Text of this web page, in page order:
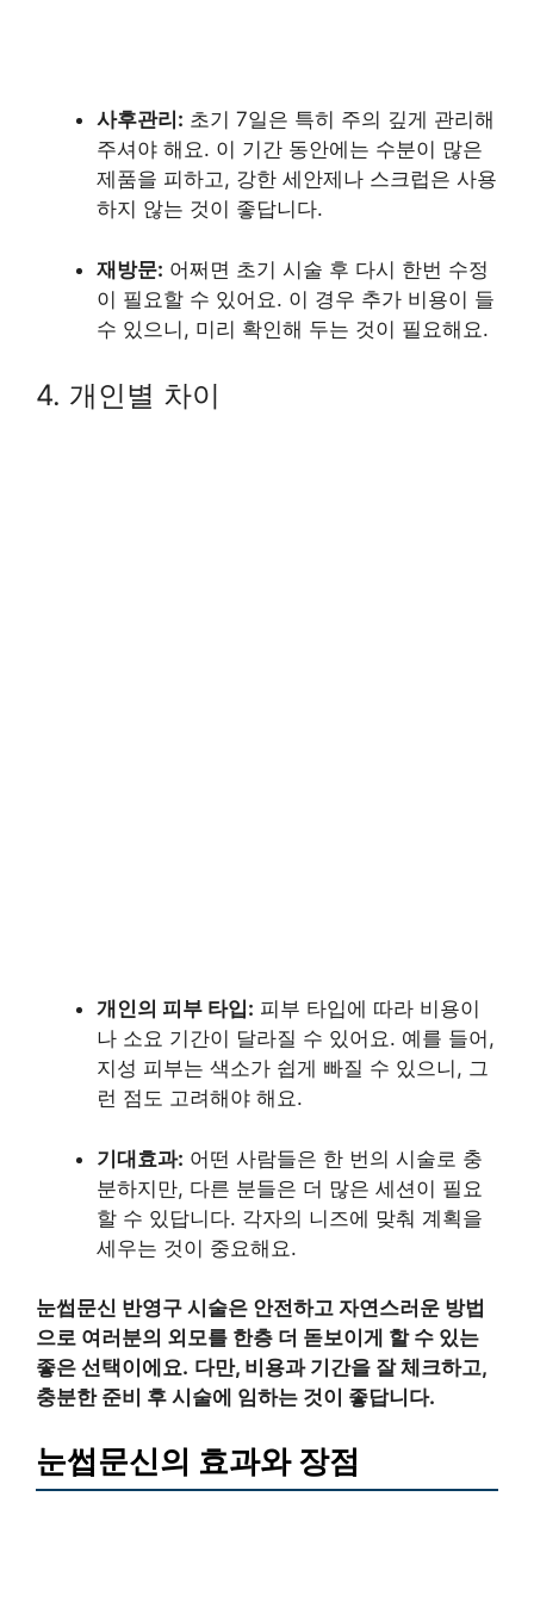
사후관리: 초기 7일은 특히 주의 깊게 관리해
주셔야 해요. 이 기간 동안에는 수분이 많은
제품을 피하고, 강한 세안제나 스크럽은 사용
하지 않는 것이 좋답니다.
재방문: 어쩌면 초기 시술 후 다시 한번 수정
이 필요할 수 있어요. 이 경우 추가 비용이 들
수 있으니, 미리 확인해 두는 것이 필요해요.
4. 개인별 차이
개인의 피부 타입: 피부 타입에 따라 비용이
나 소요 기간이 달라질 수 있어요. 예를 들어,
지성 피부는 색소가 쉽게 빠질 수 있으니, 그
런 점도 고려해야 해요.
기대효과: 어떤 사람들은 한 번의 시술로 충
분하지만, 다른 분들은 더 많은 세션이 필요
할 수 있답니다. 각자의 니즈에 맞춰 계획을
세우는 것이 중요해요.
눈썹문신 반영구 시술은 안전하고 자연스러운 방법
으로 여러분의 외모를 한층 더 돋보이게 할 수 있는
좋은 선택이에요. 다만, 비용과 기간을 잘 체크하고,
충분한 준비 후 시술에 임하는 것이 좋답니다.
눈썹문신의 효과와 장점